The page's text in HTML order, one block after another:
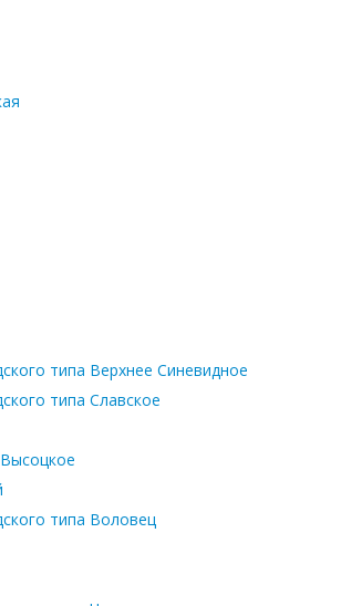
типа Верхнее Синевидное
типа Славское
типа Воловец